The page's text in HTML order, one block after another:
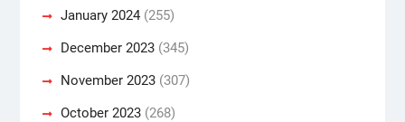
January 2024(255)
December 2023(345)
November 2023(307)
October 2023(268)